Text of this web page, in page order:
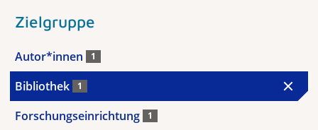
Zielgruppe
Autor*innen 1
Bibliothek 1
Forschungseinrichtung 1